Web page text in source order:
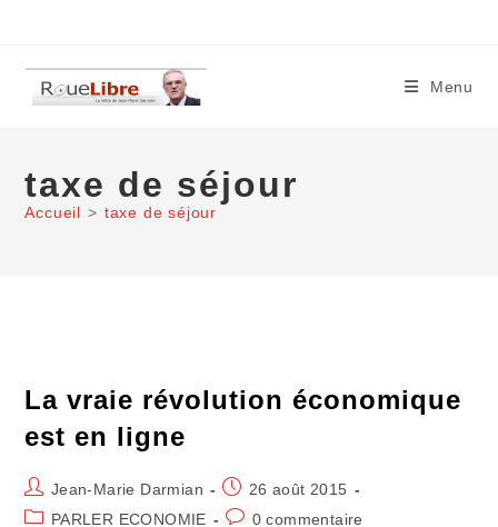
content
Menu
taxe de séjour
Accueil > taxe de séjour
La vraie révolution économique
est en ligne
Auteur/autrice
de
Jean-Marie Darmian
Publication
publiée :
26 août 2015
PostPARLER ECONOMIE
Commentaires
0 commentaire